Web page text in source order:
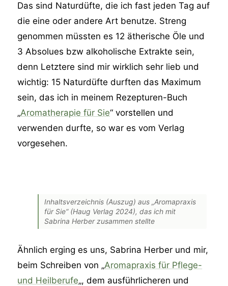
Das sind Naturdüfte, die ich fast jeden Tag auf
die eine oder andere Art benutze. Streng
genommen müssten es 12 ätherische Öle und
3 Absolues bzw alkoholische Extrakte sein,
denn Letztere sind mir wirklich sehr lieb und
wichtig: 15 Naturdüfte durften das Maximum
sein, das ich in meinem Rezepturen-Buch
„Aromatherapie für Sie“ vorstellen und
verwenden durfte, so war es vom Verlag
vorgesehen.
Inhaltsverzeichnis (Auszug) aus „Aromapraxis
für Sie“ (Haug Verlag 2024), das ich mit
Sabrina Herber zusammen stellte
Ähnlich erging es uns, Sabrina Herber und mir,
beim Schreiben von „Aromapraxis für Pflege-
und Heilberufe„, dem ausführlicheren und